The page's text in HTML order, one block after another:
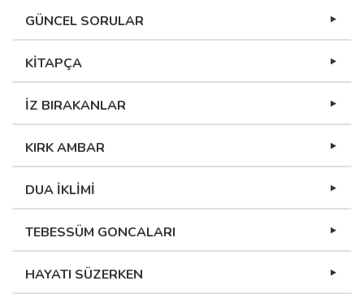
GÜNCEL SORULAR
KİTAPÇA
İZ BIRAKANLAR
KIRK AMBAR
DUA İKLİMİ
TEBESSÜM GONCALARI
HAYATI SÜZERKEN